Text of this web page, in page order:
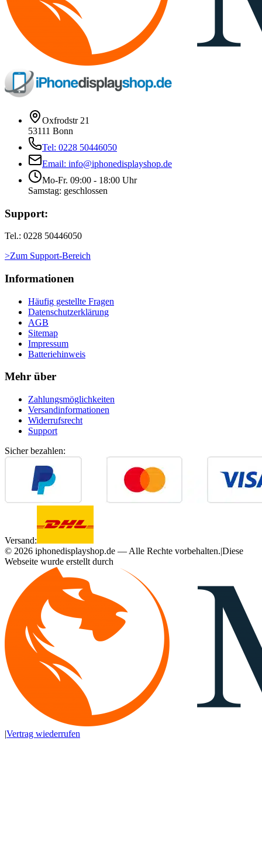
Oxfrodstr 21
53111 Bonn
Tel: 0228 50446050
Email: info@iphonedisplayshop.de
Mo-Fr. 09:00 - 18:00 Uhr
Samstag: geschlossen
Support:
Tel.: 0228 50446050
>Zum Support-Bereich
Informationen
Häufig gestellte Fragen
Datenschutzerklärung
AGB
Sitemap
Impressum
Batteriehinweis
Mehr über
Zahlungsmöglichkeiten
Versandinformationen
Widerrufsrecht
Support
Sicher bezahlen:
Versand:
© 2026 iphonedisplayshop.de — Alle Rechte vorbehalten.|Diese
Webseite wurde erstellt durch
|Vertrag wiederrufen